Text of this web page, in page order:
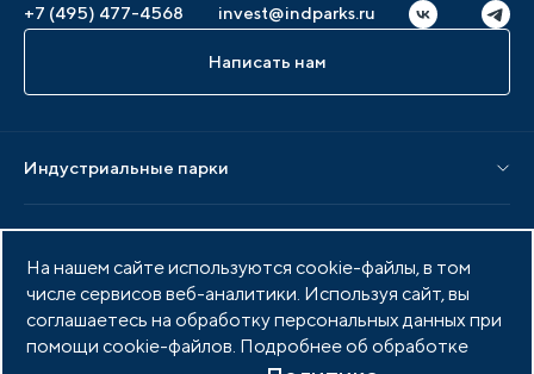
+7 (495) 477-4568
invest@indparks.ru
Написать нам
Индустриальные парки
Услуги Ассоциации
Услуги по локализации
Материалы
Издания АИП
На нашем сайте используются cookie-файлы, в том
числе сервисов веб-аналитики. Используя сайт, вы
соглашаетесь на обработку персональных данных при
помощи cookie-файлов. Подробнее об обработке